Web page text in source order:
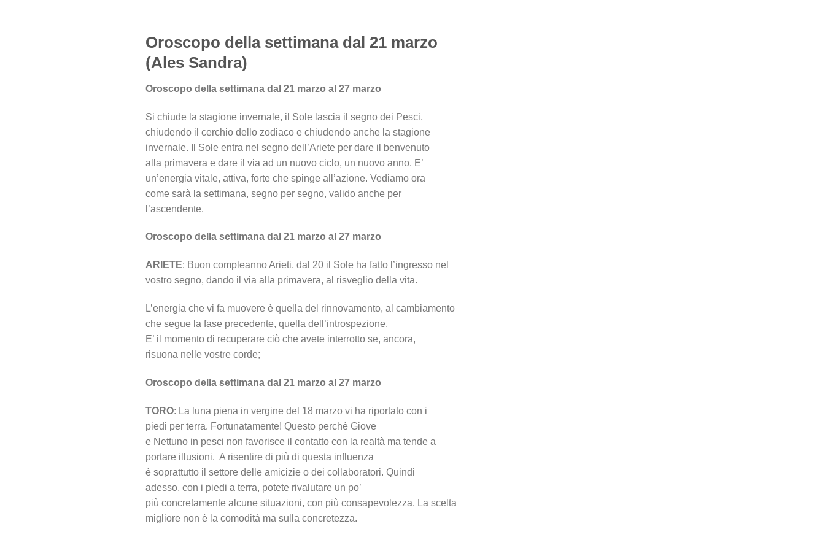
Oroscopo della settimana dal 21 marzo
(Ales Sandra)
Oroscopo della settimana dal 21 marzo al 27 marzo
Si chiude la stagione invernale, il Sole lascia il segno dei Pesci,
chiudendo il cerchio dello zodiaco e chiudendo anche la stagione
invernale. Il Sole entra nel segno dell’Ariete per dare il benvenuto
alla primavera e dare il via ad un nuovo ciclo, un nuovo anno. E’
un’energia vitale, attiva, forte che spinge all’azione. Vediamo ora
come sarà la settimana, segno per segno, valido anche per
l’ascendente.
Oroscopo della settimana dal 21 marzo al 27 marzo
ARIETE: Buon compleanno Arieti, dal 20 il Sole ha fatto l’ingresso nel
vostro segno, dando il via alla primavera, al risveglio della vita.
L’energia che vi fa muovere è quella del rinnovamento, al cambiamento
che segue la fase precedente, quella dell’introspezione.
E’ il momento di recuperare ciò che avete interrotto se, ancora,
risuona nelle vostre corde;
Oroscopo della settimana dal 21 marzo al 27 marzo
TORO: La luna piena in vergine del 18 marzo vi ha riportato con i
piedi per terra. Fortunatamente! Questo perchè Giove
e Nettuno in pesci non favorisce il contatto con la realtà ma tende a
portare illusioni. A risentire di più di questa influenza
è soprattutto il settore delle amicizie o dei collaboratori. Quindi
adesso, con i piedi a terra, potete rivalutare un po’
più concretamente alcune situazioni, con più consapevolezza. La scelta
migliore non è la comodità ma sulla concretezza.